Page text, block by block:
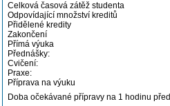
Celková časová zátěž studenta
Odpovídající množství kreditů
Přidělené kredity
Zakončení
Přímá výuka
Přednášky:
Cvičení:
Praxe:
Příprava na výuku
Doba očekávané přípravy na 1 hodinu